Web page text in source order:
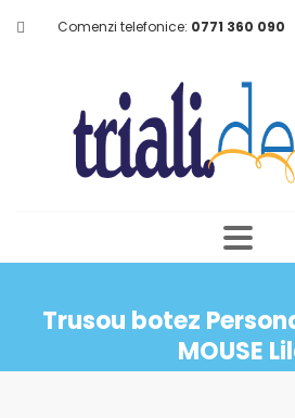
Comenzi telefonice: 0771 360 090
Trusou botez
MOUSE